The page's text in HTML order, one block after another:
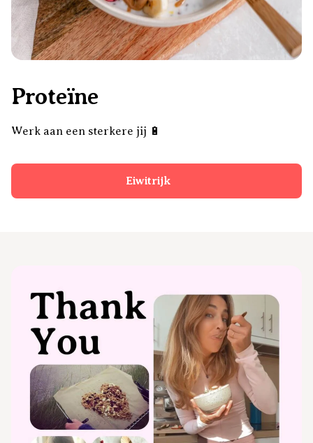
Proteïne
Werk aan een sterkere jij 🔋
Eiwitrijk